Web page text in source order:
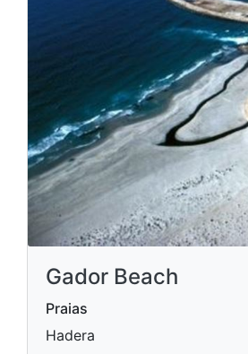
Gador Beach
Praias
Hadera